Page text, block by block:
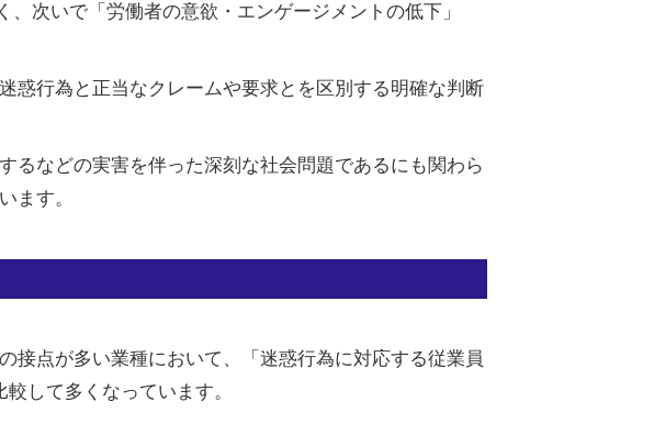
次いで「労働者の意欲・エンゲージメントの低下」
惑行為と正当なクレームや要求とを区別する明確な判断
るなどの実害を伴った深刻な社会問題であるにも関わら
ます。
接点が多い業種において、「迷惑行為に対応する従業員
して多くなっています。